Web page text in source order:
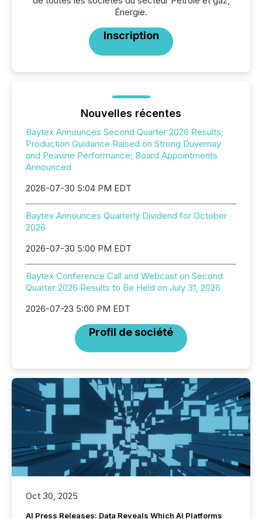
Énergie.
Inscription
Nouvelles récentes
Baytex Announces Second Quarter 2026 Results;
Production Guidance Raised on Strong Duvernay
and Peavine Performance; Board Appointments
Announced
2026-07-30 5:04 PM EDT
Baytex Announces Quarterly Dividend for October
2026
2026-07-30 5:00 PM EDT
Baytex Conference Call and Webcast on Second
Quarter 2026 Results to Be Held on July 31, 2026
2026-07-23 5:00 PM EDT
Profil de société
Oct 30, 2025
AI Press Releases: Data Reveals Which AI Platforms